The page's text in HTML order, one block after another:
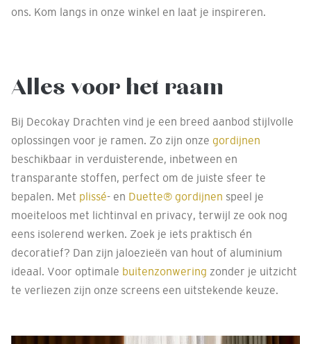
ons. Kom langs in onze winkel en laat je inspireren.
Alles voor het raam
Bij Decokay Drachten vind je een breed aanbod stijlvolle
oplossingen voor je ramen. Zo zijn onze gordijnen
beschikbaar in verduisterende, inbetween en
transparante stoffen, perfect om de juiste sfeer te
bepalen. Met plissé- en Duette® gordijnen speel je
moeiteloos met lichtinval en privacy, terwijl ze ook nog
eens isolerend werken. Zoek je iets praktisch én
decoratief? Dan zijn jaloezieën van hout of aluminium
ideaal. Voor optimale buitenzonwering zonder je uitzicht
te verliezen zijn onze screens een uitstekende keuze.